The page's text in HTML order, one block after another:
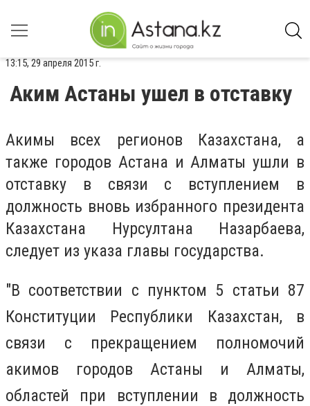
13:15, 29 апреля 2015 г.
Аким Астаны ушел в отставку
Акимы всех регионов Казахстана, а
также городов Астана и Алматы ушли в
отставку в связи с вступлением в
должность вновь избранного президента
Казахстана Нурсултана Назарбаева,
следует из указа главы государства.
"В соответствии с пунктом 5 статьи 87
Конституции Республики Казахстан, в
связи с прекращением полномочий
акимов городов Астаны и Алматы,
областей при вступлении в должность